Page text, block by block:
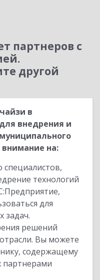
партнеров с
другой
в
внедрения и
внимание на:
специалистов,
технологий
для
задач.
решений
Вы можете
содержащему